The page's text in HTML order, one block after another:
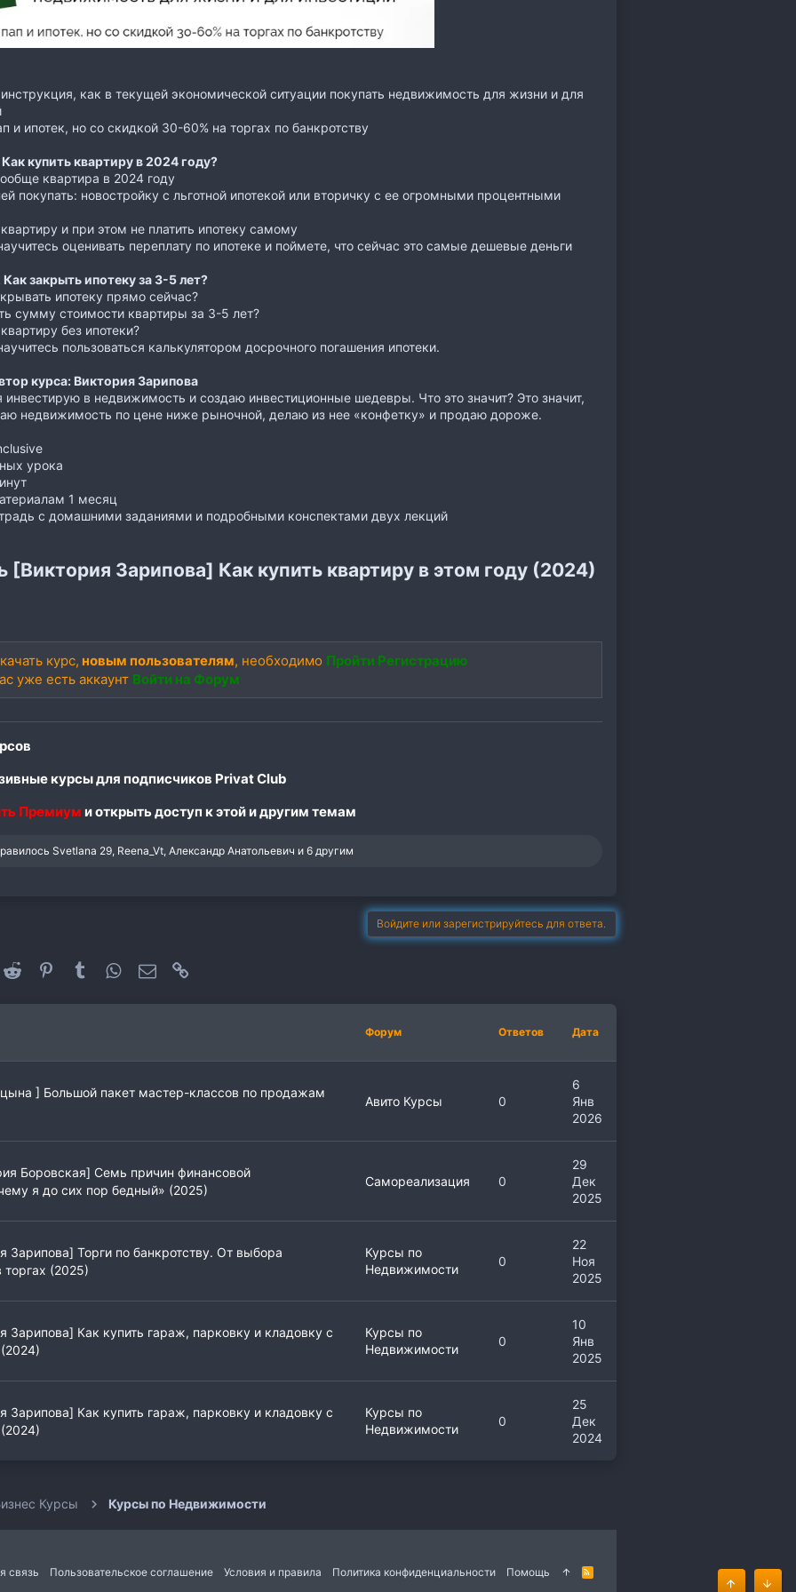
как в текущей экономической ситуации покупать недвижимость для жизни и для
и ипотек, но со скидкой 30-60% на торгах по банкротству
купить квартиру в 2024 году?
квартира в 2024 году
покупать: новостройку с льготной ипотекой или вторичку с ее огромными процентными
и при этом не платить ипотеку самому
оценивать переплату по ипотеке и поймете, что сейчас это самые дешевые деньги
закрыть ипотеку за 3-5 лет?
ипотеку прямо сейчас?
сумму стоимости квартиры за 3-5 лет?
без ипотеки?
пользоваться калькулятором досрочного погашения ипотеки.
курса: Виктория Зарипова
в недвижимость и создаю инвестиционные шедевры. Что это значит? Это значит,
недвижимость по цене ниже рыночной, делаю из нее «конфетку» и продаю дороже.
урока
1 месяц
с домашними заданиями и подробными конспектами двух лекций
[Виктория Зарипова] Как купить квартиру в этом году (2024)
курс, новым пользователям, необходимо Пройти Регистрацию
уже есть аккаунт Войти на Форум
курсы для подписчиков Privat Club
Премиум и открыть доступ к этой и другим темам
Svetlana 29, Reena_Vt, Александр Анатольевич и 6 другим
Войдите или зарегистрируйтесь для ответа.
Reddit PinterestTumblrWhatsAppЭлектронная почта
Форум Ответов Дата
] Большой пакет мастер-классов по продажам
Авито Курсы 0
6
Янв
2026
Боровская] Семь причин финансовой
я до сих пор бедный» (2025)
Самореализация 0
29
Дек
2025
Зарипова] Торги по банкротству. От выбора
(2025)
Курсы по
Недвижимости
0
22
Ноя
2025
Зарипова] Как купить гараж, парковку и кладовку с
Курсы по
Недвижимости
0
10
Янв
2025
Зарипова] Как купить гараж, парковку и кладовку с
Курсы по
Недвижимости
0
25
Дек
2024
Курсы Курсы по Недвижимости
связь Пользовательское соглашение Условия и правила Политика конфиденциальности Помощь
R